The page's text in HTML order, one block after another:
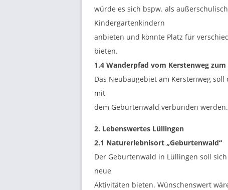
würde es sich bspw. als
Kindergartenkindern
anbieten und könnte Platz für
bieten.
1.4 Wanderpfad vom Kerstenweg zum
Das Neubaugebiet am Kerstenweg
mit
dem Geburtenwald verbunden werden.
2. Lebenswertes Lüllingen
2.1 Naturerlebnisort „Geburtenwald“
Der Geburtenwald in Lüllingen soll
neue
Aktivitäten bieten. Wünschenswert